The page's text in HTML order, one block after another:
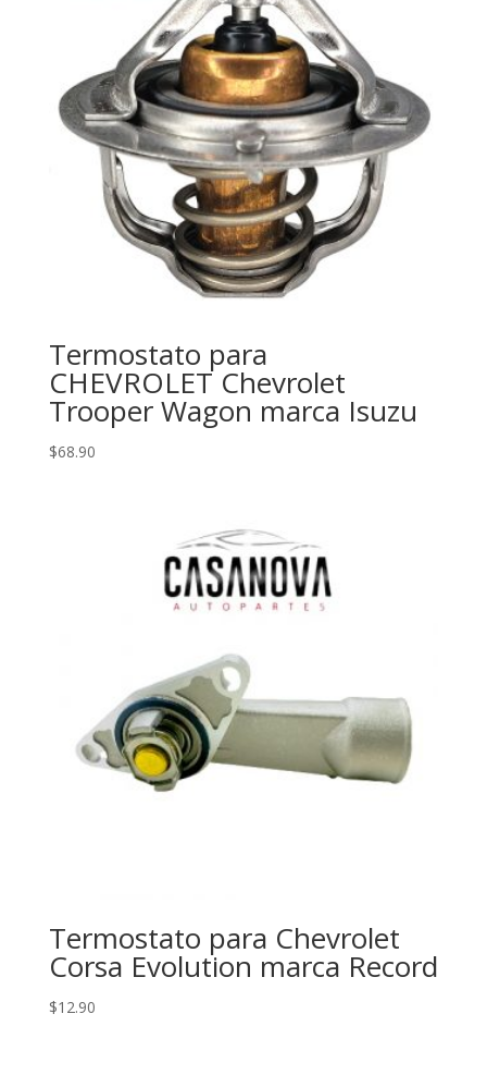
Termostato para
CHEVROLET Chevrolet
Trooper Wagon marca Isuzu
$68.90
Termostato para Chevrolet
Corsa Evolution marca Record
$12.90